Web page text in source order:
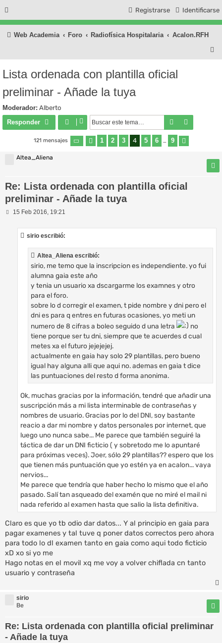
Identificarse
Registrarse
Web Academia Foro Radiofísica Hospitalaria
Acalon.RFH
Lista ordenada con plantilla oficial
preliminar - Añade la tuya
Moderador: Alberto
Responder
Buscar
121 mensajes Página de 9
Anterior
1 2 3 4 5 6 … 9
Altea_Aliena
Re: Lista ordenada con plantilla oficial
preliminar - Añade la tuya
M15 Feb 2016, 19:21
sirio escribió:
Altea_Aliena escribió:
sirio, me temo que la inscripcion es independiente. yo fui
alumna gaia este año
y tenia un usuario xa dscargarme los examnes y otro
para el foro.
sobre lo d corregir el examen, t pide nombre y dni pero el
dni es para q entres en futuras ocasiones, yo meti un
numero de 8 cifras a boleo seguido d una letra
no
tiene porque ser tu dni, siempre que te acuerdes d cual
metes xa el futuro jejejejej.
actualmente en gaia hay solo 29 plantillas, pero bueno
igual hay alguna alli que aqui no. ademas en gaia t dice
las puntuaciones del resto d forma anonima.
Ok, muchas gracias por la información, tendré que añadir una
suscripción más a mi lista interminable de contraseñas y
nombres de usuario. Gracias por lo del DNI, soy bastante
reacio a dar mi nombre y datos personales por internet, que
luego uno nunca sabe... Me parece que también seguiré la
táctica de dar un DNI ficticio ( y sobretodo me lo apuntaré
para próximas veces). Joer, sólo 29 plantillas?? espero que los
que tienen más puntuación que yo estén ya en acalon... vaya
nervios...
Me parece que tendría que haber hecho lo mismo que el año
pasado. Salí tan asqueado del examén que no miré el mail ni
nada referido al examen hasta que salio la lista definitiva.
Claro es que yo tb odio dar datos... Y al principio en gaia para
pagar examenes y tal tuve q poner datos correctos pero ahora
para todo lo dl examen tanto en gaia como aqui todo ficticio
xD xo si yo me
Hago notas en el movil xq me voy a volver chiflada cn tanto
usuario y contraseña
sirio
Be
Re: Lista ordenada con plantilla oficial preliminar
- Añade la tuya